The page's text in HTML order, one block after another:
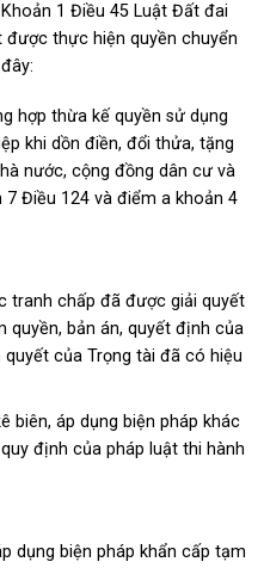
Khoản 1 Điều 45 Luật Đất đai
thực hiện quyền chuyển
hợp thừa kế quyền sử dụng
khi dồn điền, đổi thửa, tặng
nước, cộng đồng dân cư và
Điều 124 và điểm a khoản 4
tranh chấp đã được giải quyết
quyền, bản án, quyết định của
của Trọng tài đã có hiệu
biên, áp dụng biện pháp khác
định của pháp luật thi hành
dụng biện pháp khẩn cấp tạm